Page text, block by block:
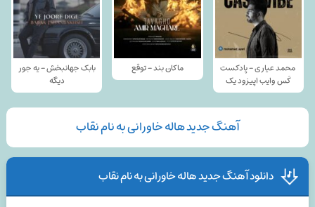
محمد عیاری - پادکست
کَس وایب اپیزود یک
ماکان بند - توقع
بابک جهانبخش - یه جور
دیگه
آهنگ جدید هاله خاورانی به نام نقاب
دانلود آهنگ جدید هاله خاورانی به نام نقاب